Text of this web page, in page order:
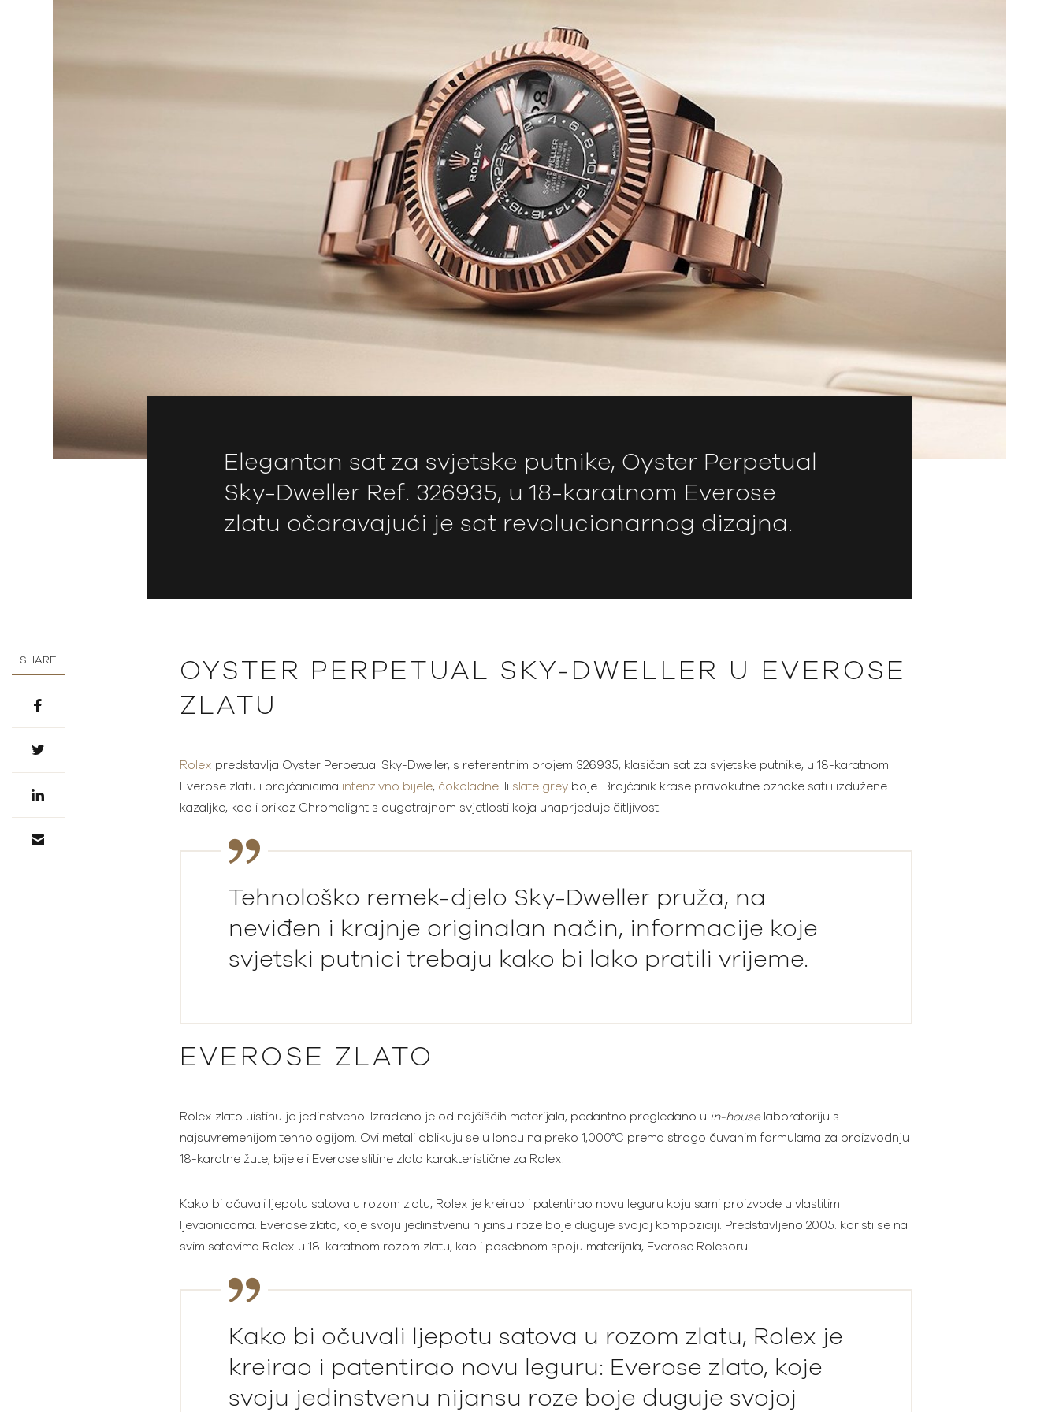
Elegantan sat za svjetske putnike, Oyster Perpetual
Sky-Dweller Ref. 326935, u 18-karatnom Everose
zlatu očaravajući je sat revolucionarnog dizajna.
OYSTER PERPETUAL SKY-DWELLER U EVEROSE
ZLATU
Rolex predstavlja Oyster Perpetual Sky-Dweller, s referentnim brojem 326935, klasičan sat za svjetske putnike, u 18-karatnom
Everose zlatu i brojčanicima intenzivno bijele, čokoladneili slate greyboje. Brojčanik krase pravokutne oznake sati i izdužene
kazaljke, kao i prikaz Chromalight s dugotrajnom svjetlosti koja unaprjeđuje čitljivost.
Tehnološko remek-djelo Sky-Dweller pruža, na
neviđen i krajnje originalan način, informacije koje
svjetski putnici trebaju kako bi lako pratili vrijeme.
EVEROSE ZLATO
Rolex zlato uistinu je jedinstveno. Izrađeno je od najčišćih materijala, pedantno pregledano u in-houselaboratoriju s
najsuvremenijom tehnologijom. Ovi metali oblikuju se u loncu na preko 1,000°C prema strogo čuvanim formulama za proizvodnju
18-karatne žute, bijele i Everose slitine zlata karakteristične za Rolex.
Kako bi očuvali ljepotu satova u rozom zlatu, Rolex je kreirao i patentirao novu leguru koju sami proizvode u vlastitim
ljevaonicama: Everose zlato, koje svoju jedinstvenu nijansu roze boje duguje svojoj kompoziciji. Predstavljeno 2005. koristi se na
svim satovima Rolex u 18-karatnom rozom zlatu, kao i posebnom spoju materijala, Everose Rolesoru.
Kako bi očuvali ljepotu satova u rozom zlatu, Rolex je
kreirao i patentirao novu leguru: Everose zlato, koje
svoju jedinstvenu nijansu roze boje duguje svojoj
SHARE